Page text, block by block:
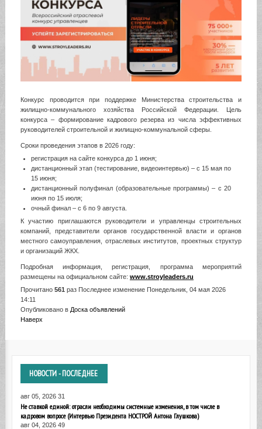
Конкурс проводится при поддержке Министерства строительства и
жилищно-коммунального хозяйства Российской Федерации. Цель
конкурса – формирование кадрового резерва из числа эффективных
руководителей строительной и жилищно-коммунальной сферы.
Сроки проведения этапов в 2026 году:
регистрация на сайте конкурса до 1 июня;
дистанционный этап (тестирование, видеоинтервью) – с 15 мая по
15 июня;
дистанционный полуфинал (образовательные программы) – с 20
июня по 15 июля;
очный финал – с 6 по 9 августа.
К участию приглашаются руководители и управленцы строительных
компаний, представители органов государственной власти и органов
местного самоуправления, отраслевых институтов, проектных структур
и организаций ЖКХ.
Подробная информация, регистрация, программа мероприятий
размещены на официальном сайте: www.stroyleaders.ru
Прочитано 561 раз Последнее изменение Понедельник, 04 мая 2026
14:11
Опубликовано в Доска объявлений
Наверх
НОВОСТИ- ПОСЛЕДНЕЕ
авг 05, 2026 31
Не ставкой единой: отрасли необходимы системные изменения, в том числе в
кадровом вопросе (Интервью Президента НОСТРОЙ Антона Глушкова)
авг 04, 2026 49